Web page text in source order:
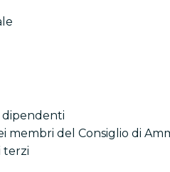
dipendenti
membri del Consiglio di
terzi